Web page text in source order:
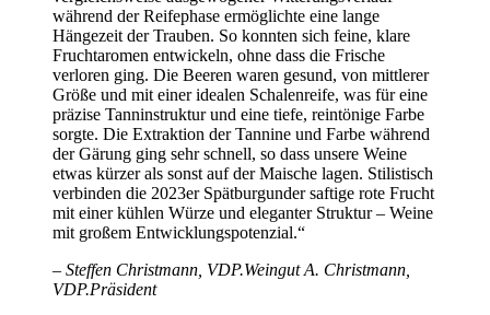
während der Reifephase ermöglichte eine lange
Hängezeit der Trauben. So konnten sich feine, klare
Fruchtaromen entwickeln, ohne dass die Frische
verloren ging. Die Beeren waren gesund, von mittlerer
Größe und mit einer idealen Schalenreife, was für eine
präzise Tanninstruktur und eine tiefe, reintönige Farbe
sorgte. Die Extraktion der Tannine und Farbe während
der Gärung ging sehr schnell, so dass unsere Weine
etwas kürzer als sonst auf der Maische lagen. Stilistisch
verbinden die 2023er Spätburgunder saftige rote Frucht
mit einer kühlen Würze und eleganter Struktur – Weine
mit großem Entwicklungspotenzial.“
– Steffen Christmann, VDP.Weingut A. Christmann,
VDP.Präsident